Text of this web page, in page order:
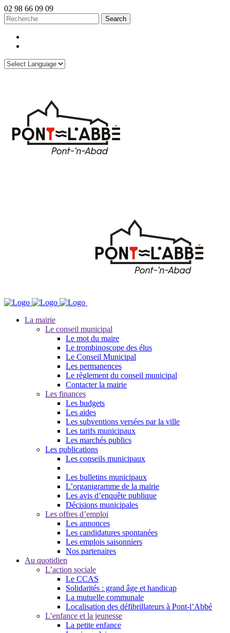
02 98 66 09 09
La mairie
Le conseil municipal
Le mot du maire
Le trombinoscope des élus
Le Conseil Municipal
Les permanences
Le règlement du conseil municipal
Contacter la mairie
Les finances
Les budgets
Les aides
Les subventions versées par la ville
Les tarifs municipaux
Les marchés publics
Les publications
Les conseils municipaux
Les bulletins municipaux
L’organigramme de la mairie
Les avis d’enquête publique
Décisions municipales
Les offres d’emploi
Les annonces
Les candidatures spontanées
Les emplois saisonniers
Nos partenaires
Au quotidien
L’action sociale
Le CCAS
Solidarités : grand âge et handicap
La mutuelle communale
Localisation des défibrillateurs à Pont-l’Abbé
L’enfance et la jeunesse
La petite enfance